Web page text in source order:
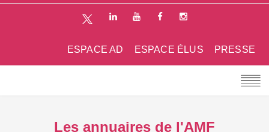
PRESSE
ESPACE ÉLUS
ESPACE AD
Les annuaires de l'AMF